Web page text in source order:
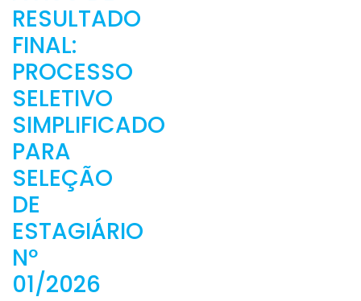
RESULTADO
FINAL:
PROCESSO
SELETIVO
SIMPLIFICADO
PARA
SELEÇÃO
DE
ESTAGIÁRIO
Nº
01/2026